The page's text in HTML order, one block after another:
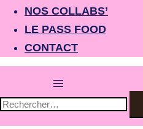
NOS COLLABS’
LE PASS FOOD
CONTACT